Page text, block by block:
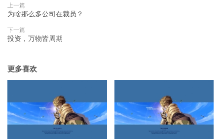
上一篇
为啥那么多公司在裁员？
下一篇
投资，万物皆周期
更多喜欢